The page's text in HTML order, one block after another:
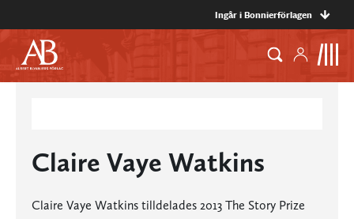
Ingår i Bonnierförlagen
Claire Vaye Watkins
Claire Vaye Watkins tilldelades 2013 The Story Prize